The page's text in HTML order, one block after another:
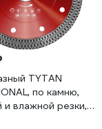
TYTAN
по камню,
и влажной резки,
125 x 1,2 x